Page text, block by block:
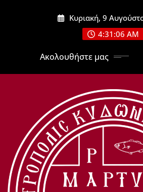
Κυριακή, 9
4:31:07 AM
Ακολουθήστε μας